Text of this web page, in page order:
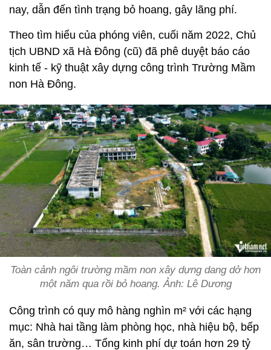
nay, dẫn đến tình trạng bỏ hoang, gây lãng phí.
Theo tìm hiểu của phóng viên, cuối năm 2022, Chủ
tịch UBND xã Hà Đông (cũ) đã phê duyệt báo cáo
kinh tế - kỹ thuật xây dựng công trình Trường Mầm
non Hà Đông.
Toàn cảnh ngôi trường mầm non xây dựng dang dở hơn
một năm qua rồi bỏ hoang. Ảnh: Lê Dương
Công trình có quy mô hàng nghìn m² với các hạng
mục: Nhà hai tầng làm phòng học, nhà hiệu bộ, bếp
ăn, sân trường… Tổng kinh phí dự toán hơn 29 tỷ